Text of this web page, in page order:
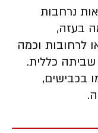
נרחבות
בעזה,
לרחובות וכמה
שביתה כללית.
בכבישים,